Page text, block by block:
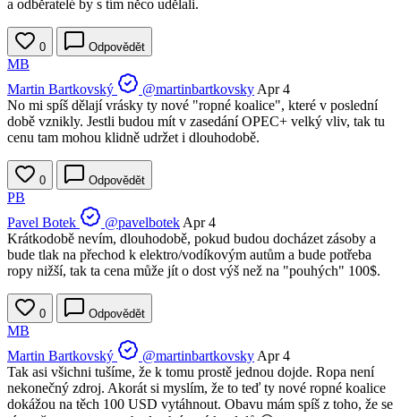
a odběratelé by s tím něco udělali.
0 Odpovědět
MB
Martin Bartkovský
@martinbartkovsky Apr 4
No mi spíš dělají vrásky ty nové "ropné koalice", které v poslední
době vznikly. Jestli budou mít v zasedání OPEC+ velký vliv, tak tu
cenu tam mohou klidně udržet i dlouhodobě.
0 Odpovědět
PB
Pavel Botek
@pavelbotek Apr 4
Krátkodobě nevím, dlouhodobě, pokud budou docházet zásoby a
bude tlak na přechod k elektro/vodíkovým autům a bude potřeba
ropy nižší, tak ta cena může jít o dost výš než na "pouhých" 100$.
0 Odpovědět
MB
Martin Bartkovský
@martinbartkovsky Apr 4
Tak asi všichni tušíme, že k tomu prostě jednou dojde. Ropa není
nekonečný zdroj. Akorát si myslím, že to teď ty nové ropné koalice
dokážou na těch 100 USD vytáhnout. Obavu mám spíš z toho, že se